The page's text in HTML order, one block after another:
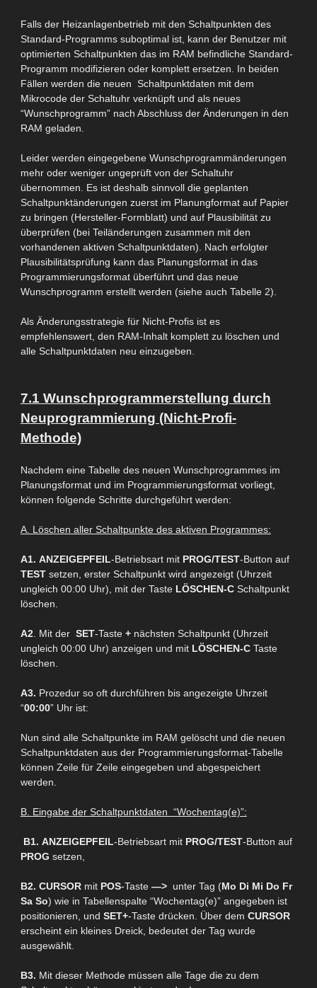
Falls der Heizanlagenbetrieb mit den Schaltpunkten des
Standard-Programms suboptimal ist, kann der Benutzer mit
optimierten Schaltpunkten das im RAM befindliche Standard-
Programm modifizieren oder komplett ersetzen. In beiden
Fällen werden die neuen Schaltpunktdaten mit dem
Mikrocode der Schaltuhr verknüpft und als neues
“Wunschprogramm” nach Abschluss der Änderungen in den
RAM geladen.
Leider werden eingegebene Wunschprogrammänderungen
mehr oder weniger ungeprüft von der Schaltuhr
übernommen. Es ist deshalb sinnvoll die geplanten
Schaltpunktänderungen zuerst im Planungformat auf Papier
zu bringen (Hersteller-Formblatt) und auf Plausibilität zu
überprüfen (bei Teiländerungen zusammen mit den
vorhandenen aktiven Schaltpunktdaten). Nach erfolgter
Plausibilitätsprüfung kann das Planungsformat in das
Programmierungsformat überführt und das neue
Wunschprogramm erstellt werden (siehe auch Tabelle 2).
Als Änderungsstrategie für Nicht-Profis ist es
empfehlenswert, den RAM-Inhalt komplett zu löschen und
alle Schaltpunktdaten neu einzugeben.
7.1 Wunschprogrammerstellung durch
Neuprogrammierung (Nicht-Profi-
Methode)
Nachdem eine Tabelle des neuen Wunschprogrammes im
Planungsformat und im Programmierungsformat vorliegt,
können folgende Schritte durchgeführt werden:
A. Löschen aller Schaltpunkte des aktiven Programmes:
A1. ANZEIGEPFEIL-Betriebsart mit PROG/TEST-Button auf
TESTsetzen, erster Schaltpunkt wird angezeigt (Uhrzeit
ungleich 00:00 Uhr), mit der Taste LÖSCHEN-CSchaltpunkt
löschen.
A2. Mit der SET-Taste +nächsten Schaltpunkt (Uhrzeit
ungleich 00:00 Uhr) anzeigen und mit LÖSCHEN-C Taste
löschen.
A3. Prozedur so oft durchführen bis angezeigte Uhrzeit
“00:00” Uhr ist:
Nun sind alle Schaltpunkte im RAM gelöscht und die neuen
Schaltpunktdaten aus der Programmierungsformat-Tabelle
können Zeile für Zeile eingegeben und abgespeichert
werden.
B. Eingabe der Schaltpunktdaten “Wochentag(e)”:
B1. ANZEIGEPFEIL-Betriebsart mit PROG/TEST-Button auf
PROG setzen,
B2. CURSORmit POS-Taste —> unter Tag (Mo Di Mi Do Fr
Sa So) wie in Tabellenspalte “Wochentag(e)” angegeben ist
positionieren, und SET+-Taste drücken. Über dem CURSOR
erscheint ein kleines Dreick, bedeutet der Tag wurde
ausgewählt.
B3. Mit dieser Methode müssen alle Tage die zu dem